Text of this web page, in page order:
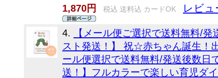
1,870円
税込 送料込 カードOK レビュ
4.
【メール便ご選択で送料無料/
スト発送！】 祝☆赤ちゃん誕生
ール便選択で送料無料/発送後数日
送！】フルカラーで楽しい育児ダ